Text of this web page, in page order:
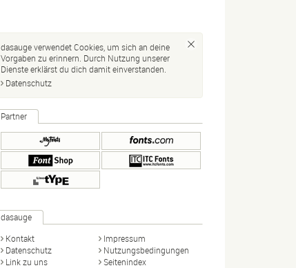
dasauge verwendet Cookies, um sich an deine
Vorgaben zu erinnern. Durch Nutzung unserer
Dienste erklärst du dich damit einverstanden.
Datenschutz
Partner
dasauge
Kontakt
Impressum
Datenschutz
Nutzungsbedingungen
Link zu uns
Seitenindex